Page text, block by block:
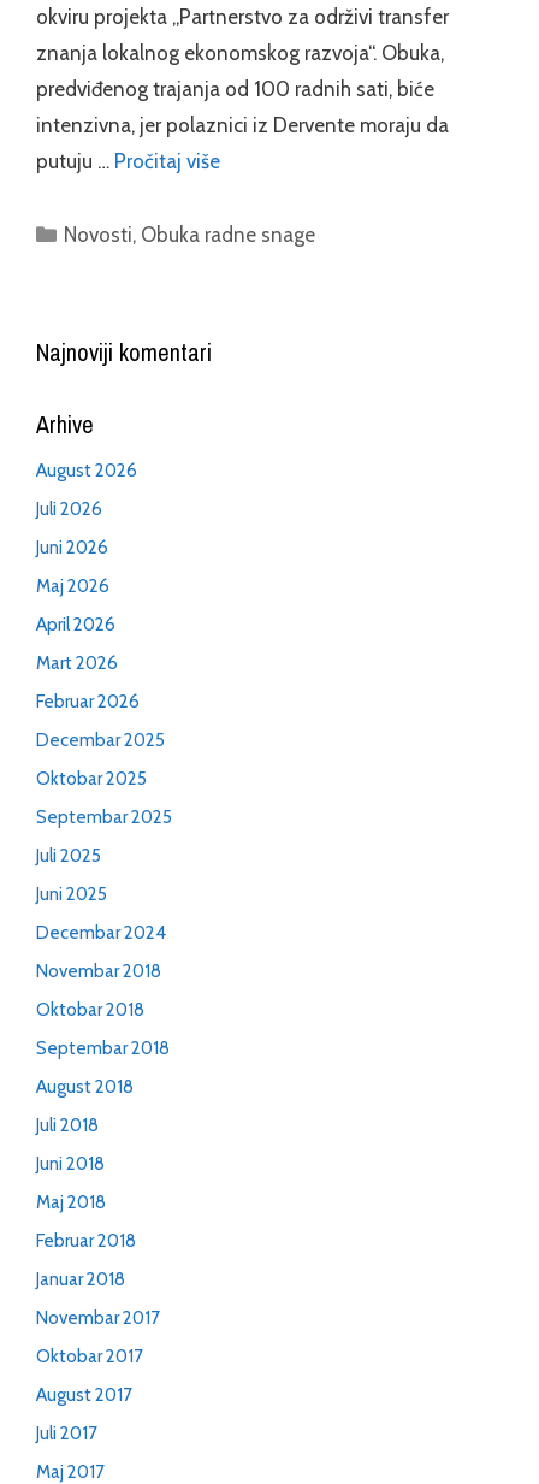
okviru projekta „Partnerstvo za održivi transfer
znanja lokalnog ekonomskog razvoja“. Obuka,
predviđenog trajanja od 100 radnih sati, biće
intenzivna, jer polaznici iz Dervente moraju da
putuju … Pročitaj više
Categories
Novosti, Obuka radne snage
Najnoviji komentari
Arhive
August 2026
Juli 2026
Juni 2026
Maj 2026
April 2026
Mart 2026
Februar 2026
Decembar 2025
Oktobar 2025
Septembar 2025
Juli 2025
Juni 2025
Decembar 2024
Novembar 2018
Oktobar 2018
Septembar 2018
August 2018
Juli 2018
Juni 2018
Maj 2018
Februar 2018
Januar 2018
Novembar 2017
Oktobar 2017
August 2017
Juli 2017
Maj 2017